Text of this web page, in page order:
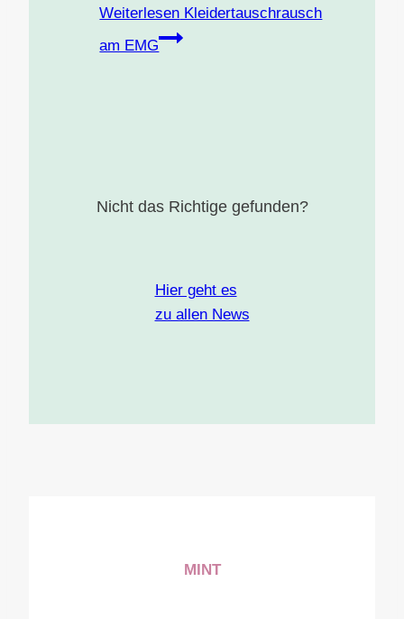
Weiterlesen Kleidertauschrausch
am EMG
Nicht das Richtige gefunden?
Hier geht es
zu allen News
MINT